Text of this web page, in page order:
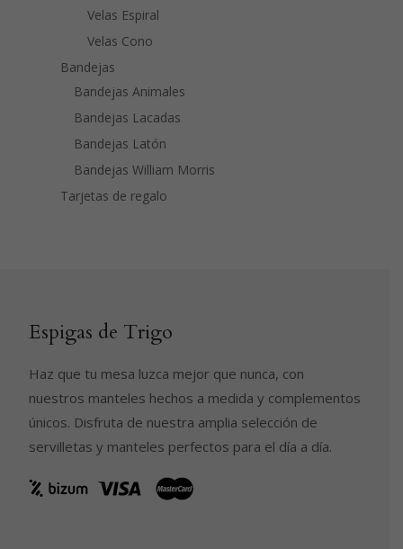
Velas Espiral
Velas Cono
Bandejas
Bandejas Animales
Bandejas Lacadas
Bandejas Latón
Bandejas William Morris
Tarjetas de regalo
Espigas de Trigo
Haz que tu mesa luzca mejor que nunca, con
nuestros manteles hechos a medida y complementos
únicos. Disfruta de nuestra amplia selección de
servilletas y manteles perfectos para el día a día.